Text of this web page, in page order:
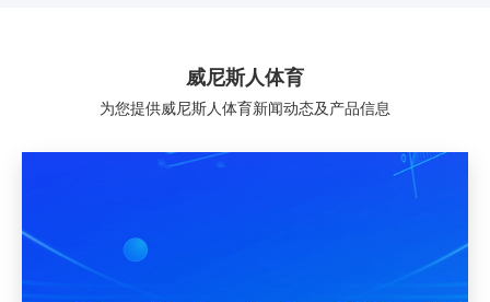
威尼斯人体育
为您提供威尼斯人体育新闻动态及产品信息